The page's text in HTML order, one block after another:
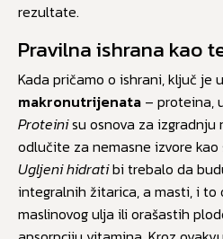
rezultate.
Pravilna ishrana kao
Kada pričamo o ishrani, ključ je u
makronutrijenata – proteina,
Proteinisu osnova za izgradnju
odlučite za nemasne izvore
Ugljeni hidratibi trebalo da
integralnih žitarica, a masti, i to
maslinovog ulja ili orašastih